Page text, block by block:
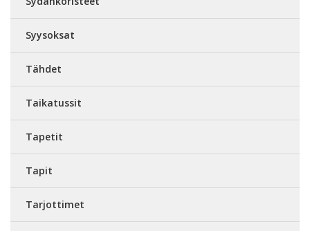
Syysoksat
Tähdet
Taikatussit
Tapetit
Tapit
Tarjottimet